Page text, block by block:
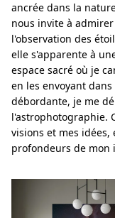
ancrée dans la
nous invite à
l'observation des
elle s'apparente à
espace sacré où je
en les envoyant
débordante, je me
l'astrophotographie.
visions et mes
profondeurs de mon